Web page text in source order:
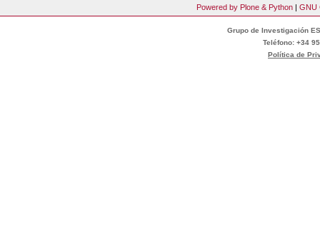
Powered by Plone & Python | GNU
Grupo de Investigación
Teléfono: +34
Política de